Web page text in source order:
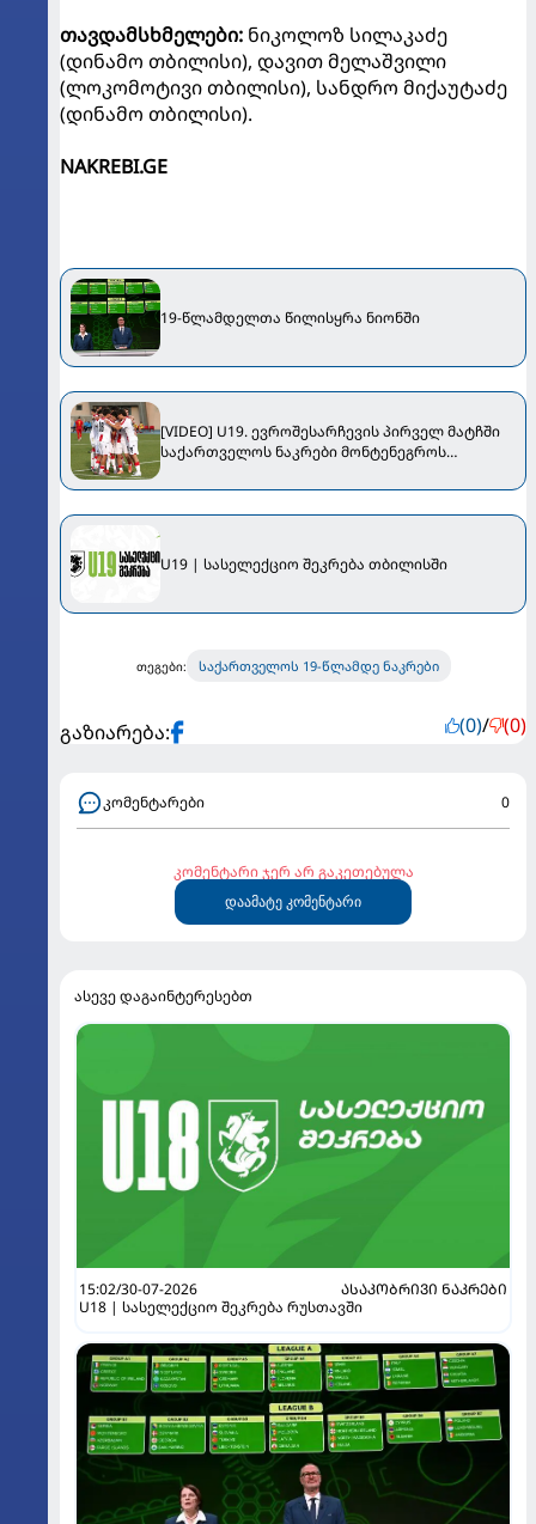
თავდამსხმელები: ნიკოლოზ სილაკაძე
(დინამო თბილისი), დავით მელაშვილი
(ლოკომოტივი თბილისი), სანდრო მიქაუტაძე
(დინამო თბილისი).
NAKREBI.GE
19-წლამდელთა წილისყრა ნიონში
[VIDEO] U19. ევროშესარჩევის პირველ მატჩში
საქართველოს ნაკრები მონტენეგროს
U19 | სასელექციო შეკრება თბილისში
თეგები: საქართველოს 19-წლამდე ნაკრები
გაზიარება: (0)/ (0)
კომენტარები 0
კომენტარი ჯერ არ გაკეთებულა
დაამატე კომენტარი
ასევე დაგაინტერესებთ
15:02/30-07-2026
ᲐᲡᲐᲙᲝᲑᲠᲘᲕᲘ ᲜᲐᲙᲠᲔᲑᲘ
U18 | სასელექციო შეკრება რუსთავში